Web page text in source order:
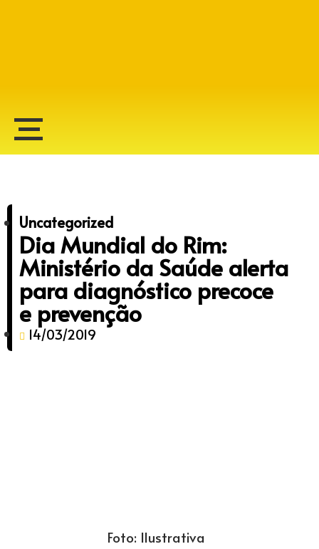
Uncategorized
Dia Mundial do Rim:
Ministério da Saúde alerta
para diagnóstico precoce
e prevenção
14/03/2019
Foto: Ilustrativa